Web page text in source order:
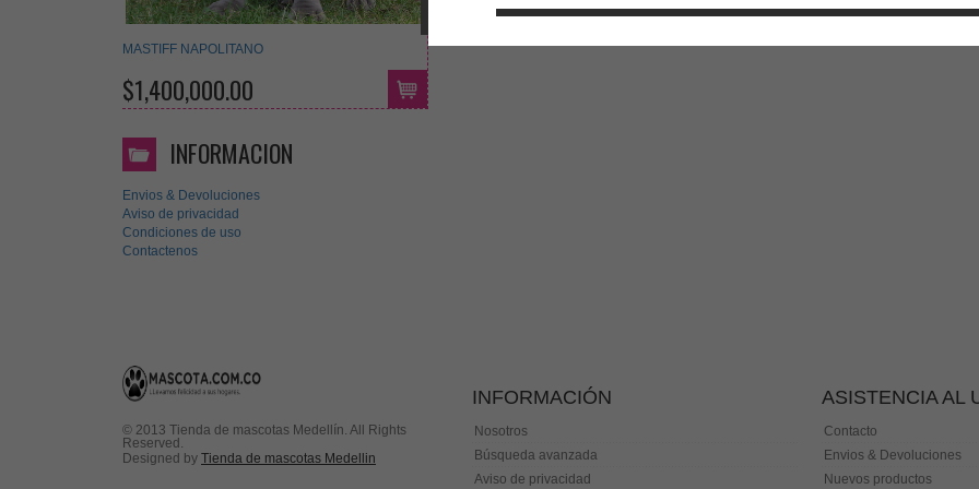
MASTIFF NAPOLITANO
$1,400,000.00
INFORMACION
Envios & Devoluciones
Aviso de privacidad
Condiciones de uso
Contactenos
© 2013 Tienda de mascotas Medellín. All Rights
Reserved.
Designed by Tienda de mascotas Medellin
INFORMACIÓN
Nosotros
Búsqueda avanzada
Aviso de privacidad
ASISTENCIA AL
Contacto
Envios & Devoluciones
Nuevos productos